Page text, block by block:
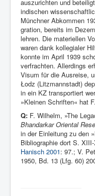
auszurichten und
indischen
Münchner Abkommen
gration, bereits im
lehren. Die materiellen
waren dank kollegi­aler
konnte im April 1939
verfrachten. Allerdings
Visum für die Ausreise,
Łodz (Litzmannstadt)
in ein KZ transportiert
»Kleinen Schriften« hat
Q: F. Wilhelm, »The
Bhandarkar Oriental
in der Einleitung zu den
Bibliographie dort S.
Hanisch 2001: 97.; V.
1950, Bd. 13 (Lfg. 60)